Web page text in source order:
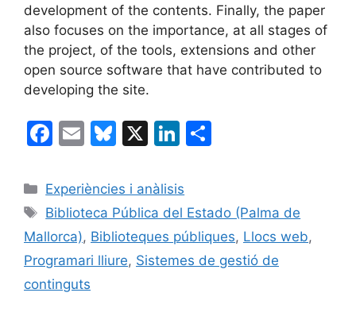
development of the contents. Finally, the paper
also focuses on the importance, at all stages of
the project, of the tools, extensions and other
open source software that have contributed to
developing the site.
F
c
e
b
o
o
E
ai
l
Bl
e
s
k
y
X
Li
k
e
dI
n
p
ar
te
Categories
Experiències i anàlisis
Etiquetes
Biblioteca Pública del Estado (Palma de
Mallorca), Biblioteques públiques, Llocs web,
Programari lliure, Sistemes de gestió de
continguts